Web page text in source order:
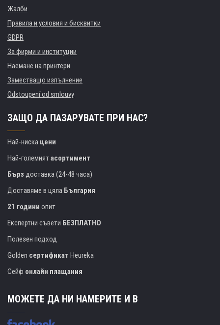
Жалби
Правила и условия и бисквитки
GDPR
За фирми и институции
Наемане на принтери
Заместващо изпълнение
Odstoupení od smlouvy
ЗАЩО ДА ПАЗАРУВАТЕ ПРИ НАС?
Най-ниска цени
Най-големиятасортимент
Бърз доставка (24-48 часа)
Доставяме в цяла България
21 години опит
Експертни съвети БЕЗПЛАТНО
Полезен подход
Golden сертификат Heureka
Сейф онлайн плащания
МОЖЕТЕ ДА НИ НАМЕРИТЕ И В